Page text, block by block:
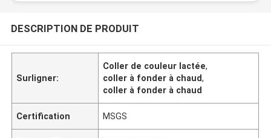
DESCRIPTION DE PRODUIT
Surligner:
Coller de couleur lactée,
coller à fonder à chaud,
coller à fonder à chaud
Certification MSGS